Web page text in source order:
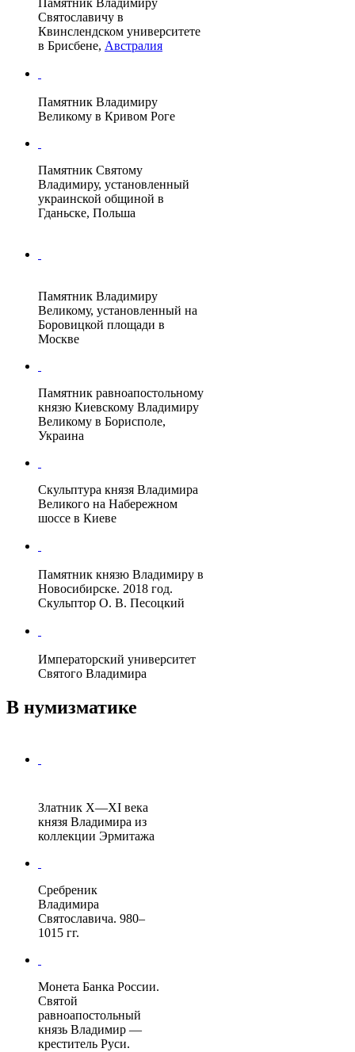
Святославичу в
Квинслендском университете
в Брисбене, Австралия
Памятник Владимиру
Великому в Кривом Роге
Памятник Святому
Владимиру, установленный
украинской общиной в
Гданьске, Польша
Памятник Владимиру
Великому, установленный на
Боровицкой площади в
Москве
Памятник равноапостольному
князю Киевскому Владимиру
Великому в Борисполе,
Украина
Скульптура князя Владимира
Великого на Набережном
шоссе в Киеве
Памятник князю Владимиру в
Новосибирске. 2018 год.
Скульптор О. В. Песоцкий
Императорский университет
Святого Владимира
В нумизматике
Златник X—XI века
князя Владимира из
коллекции Эрмитажа
Сребреник
Владимира
Святославича. 980–
1015 гг.
Монета Банка России.
Святой
равноапостольный
князь Владимир —
креститель Руси.